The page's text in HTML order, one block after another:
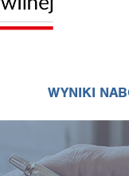
WYNIKI